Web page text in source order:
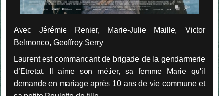
Avec Jérémie Renier, Marie-Julie Maille, Victor
Belmondo, Geoffroy Serry
Laurent est commandant de brigade de la gendarmerie
d’Etretat. Il aime son métier, sa femme Marie qu'il
demande en mariage après 10 ans de vie commune et